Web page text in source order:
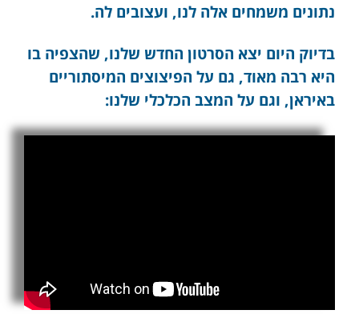
נתונים משמחים אלה לנו, ועצובים לה.
בדיוק היום יצא הסרטון החדש שלנו, שהצפיה בו
היא רבה מאוד, גם על הפיצוצים המיסתוריים
באיראן, וגם על המצב הכלכלי שלנו: